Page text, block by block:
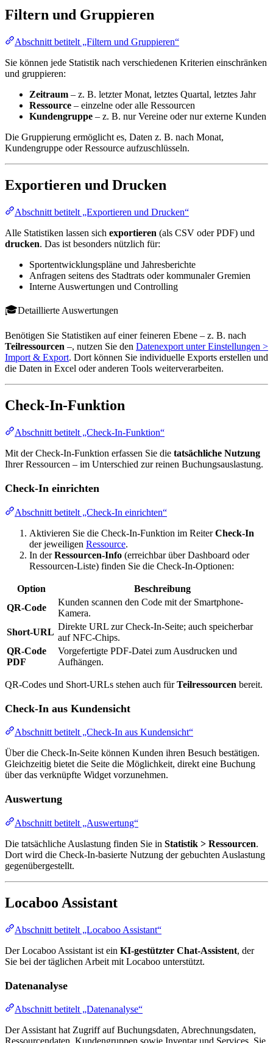
Filtern und Gruppieren
Abschnitt betitelt „Filtern und Gruppieren“
Sie können jede Statistik nach verschiedenen Kriterien einschränken
und gruppieren:
Zeitraum – z. B. letzter Monat, letztes Quartal, letztes Jahr
Ressource – einzelne oder alle Ressourcen
Kundengruppe – z. B. nur Vereine oder nur externe Kunden
Die Gruppierung ermöglicht es, Daten z. B. nach Monat,
Kundengruppe oder Ressource aufzuschlüsseln.
Exportieren und Drucken
Abschnitt betitelt „Exportieren und Drucken“
Alle Statistiken lassen sich exportieren (als CSV oder PDF) und
drucken. Das ist besonders nützlich für:
Sportentwicklungspläne und Jahresberichte
Anfragen seitens des Stadtrats oder kommunaler Gremien
Interne Auswertungen und Controlling
Detaillierte Auswertungen
Benötigen Sie Statistiken auf einer feineren Ebene – z. B. nach
Teilressourcen –, nutzen Sie den Datenexport unter Einstellungen >
Import & Export. Dort können Sie individuelle Exports erstellen und
die Daten in Excel oder anderen Tools weiterverarbeiten.
Check-In-Funktion
Abschnitt betitelt „Check-In-Funktion“
Mit der Check-In-Funktion erfassen Sie die tatsächliche Nutzung
Ihrer Ressourcen – im Unterschied zur reinen Buchungsauslastung.
Check-In einrichten
Abschnitt betitelt „Check-In einrichten“
Aktivieren Sie die Check-In-Funktion im ReiterCheck-In
der jeweiligen Ressource.
In derRessourcen-Info (erreichbar über Dashboard oder
Ressourcen-Liste) finden Sie die Check-In-Optionen:
Option
Beschreibung
QR-Code
Kunden scannen den Code mit der Smartphone-
Kamera.
Short-URL
Direkte URL zur Check-In-Seite; auch speicherbar
auf NFC-Chips.
QR-Code
PDF
Vorgefertigte PDF-Datei zum Ausdrucken und
Aufhängen.
QR-Codes und Short-URLs stehen auch fürTeilressourcen bereit.
Check-In aus Kundensicht
Abschnitt betitelt „Check-In aus Kundensicht“
Über die Check-In-Seite können Kunden ihren Besuch bestätigen.
Gleichzeitig bietet die Seite die Möglichkeit, direkt eine Buchung
über das verknüpfte Widget vorzunehmen.
Auswertung
Abschnitt betitelt „Auswertung“
Die tatsächliche Auslastung finden Sie in Statistik > Ressourcen.
Dort wird die Check-In-basierte Nutzung der gebuchten Auslastung
gegenübergestellt.
Locaboo Assistant
Abschnitt betitelt „Locaboo Assistant“
Der Locaboo Assistant ist ein KI-gestützter Chat-Assistent, der
Sie bei der täglichen Arbeit mit Locaboo unterstützt.
Datenanalyse
Abschnitt betitelt „Datenanalyse“
Der Assistant hat Zugriff auf Buchungsdaten, Abrechnungsdaten,